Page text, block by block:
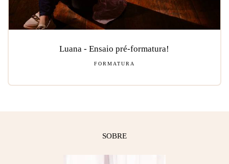
Luana - Ensaio pré-formatura!
FORMATURA
SOBRE